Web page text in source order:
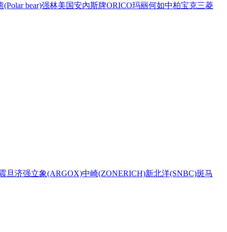
(Polar bear)强林美国安內斯牌ORICO玛丽何如中柏宝克三菱
旦济强立象(ARGOX)中崎(ZONERICH)新北洋(SNBC)斑马